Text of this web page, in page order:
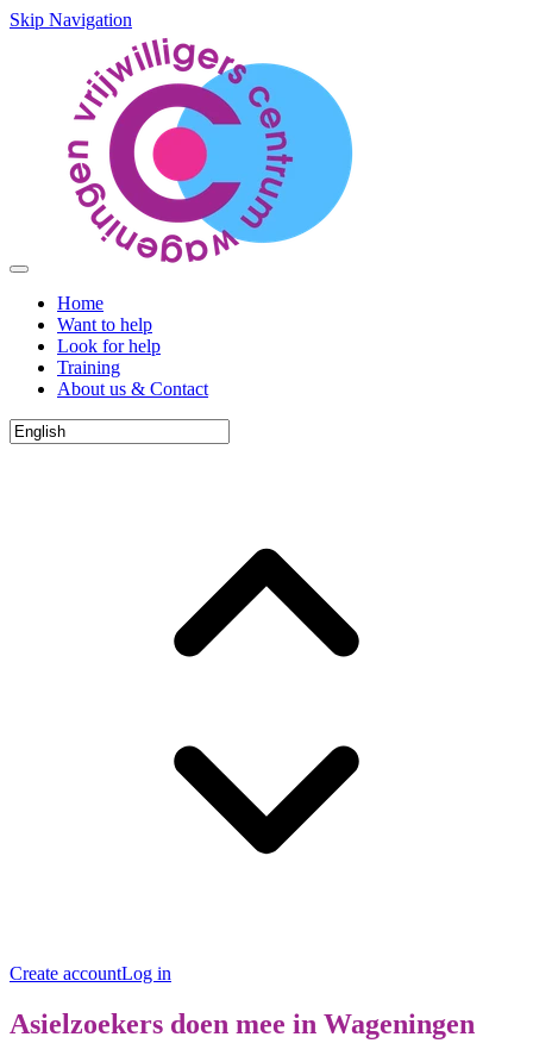
Skip Navigation
Home
Want to help
Look for help
Training
About us & Contact
Create accountLog in
Asielzoekers doen mee in Wageningen